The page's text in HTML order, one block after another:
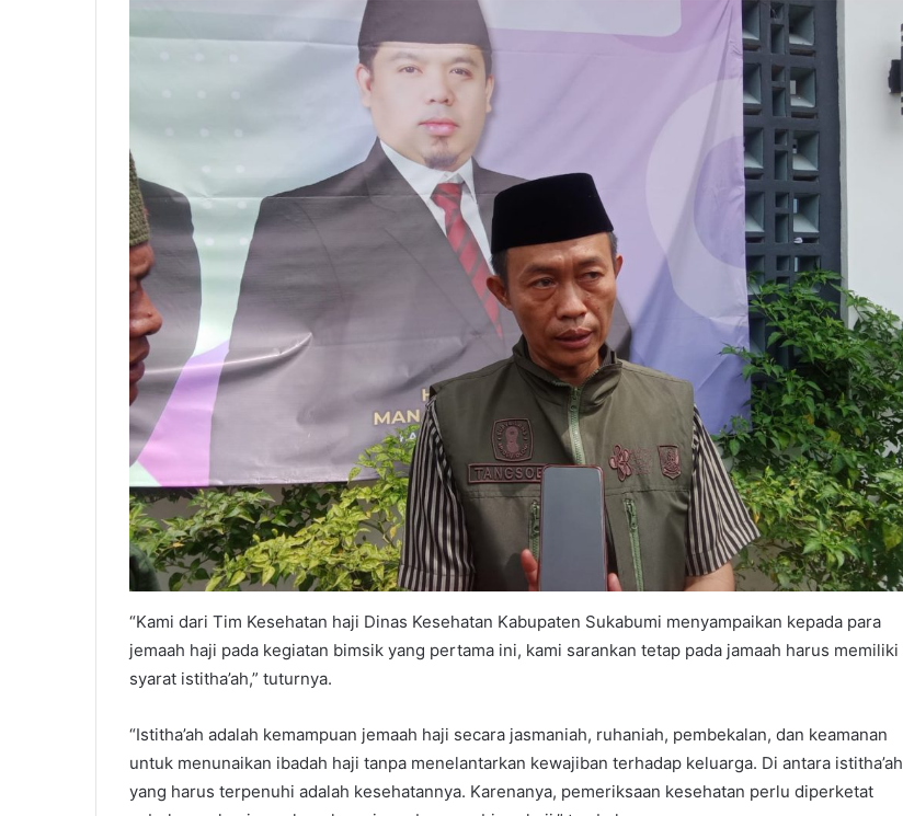
“Kami dari Tim Kesehatan haji Dinas Kesehatan Kabupaten Sukabumi menyampaikan kepada para
jemaah haji pada kegiatan bimsik yang pertama ini, kami sarankan tetap pada jamaah harus memiliki
syarat istitha’ah,” tuturnya.
“Istitha’ah adalah kemampuan jemaah haji secara jasmaniah, ruhaniah, pembekalan, dan keamanan
untuk menunaikan ibadah haji tanpa menelantarkan kewajiban terhadap keluarga. Di antara istitha’ah
yang harus terpenuhi adalah kesehatannya. Karenanya, pemeriksaan kesehatan perlu diperketat